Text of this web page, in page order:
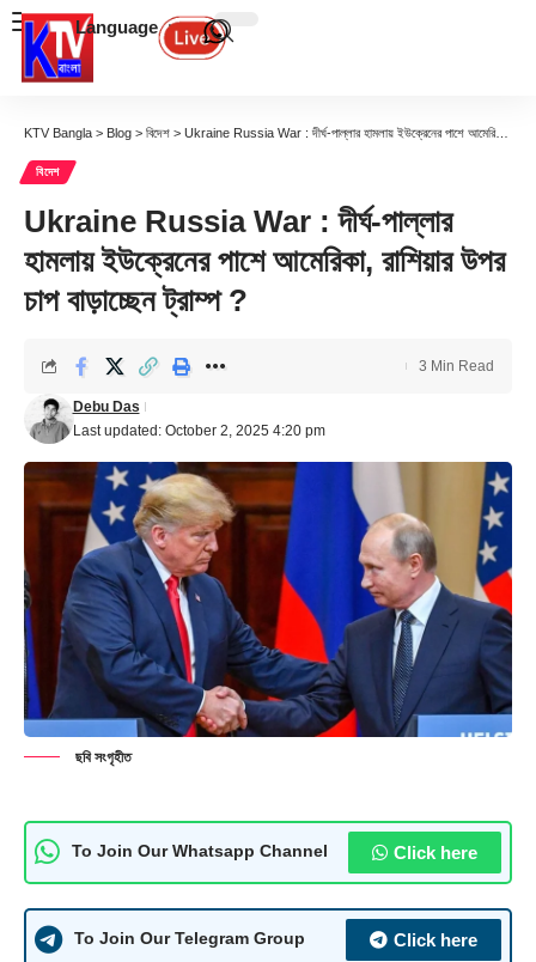
Language
KTV Bangla > Blog > বিদেশ > Ukraine Russia War : দীর্ঘ-পাল্লার হামলায় ইউক্রেনের পাশে আমেরিকা, রাশিয়ার উপর চাপ বাড়াচ্ছেন ট্রাম্প ?
বিদেশ
Ukraine Russia War : দীর্ঘ-পাল্লার
হামলায় ইউক্রেনের পাশে আমেরিকা, রাশিয়ার উপর
চাপ বাড়াচ্ছেন ট্রাম্প ?
Last updated: October 2, 2025 4:20 pm
Debu Das
3 Min Read
ছবি সংগৃহীত
To Join Our Whatsapp Channel Click here
To Join Our Telegram Group Click here